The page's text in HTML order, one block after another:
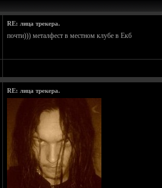
RE: лица трекера.
почти))) металфест в местном клубе в Екб
RE: лица трекера.